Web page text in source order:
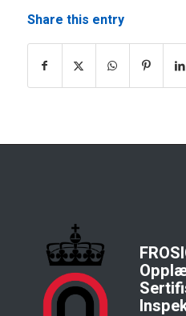
Share this entry